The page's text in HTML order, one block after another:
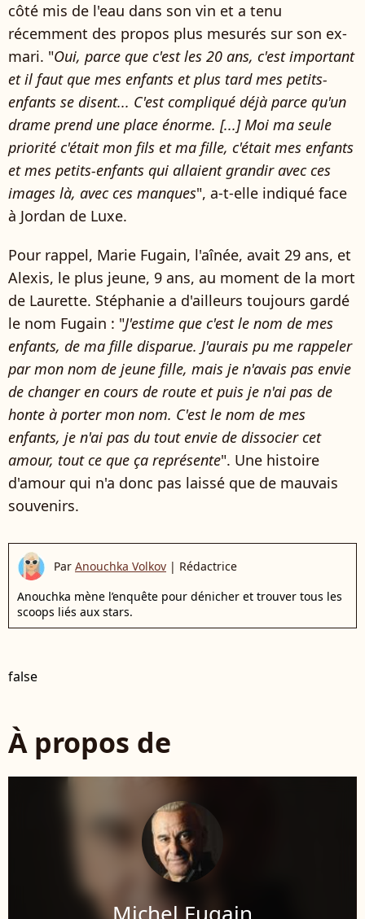
côté mis de l'eau dans son vin et a tenu
récemment des propos plus mesurés sur son ex-
mari. "Oui, parce que c'est les 20 ans, c'est important
et il faut que mes enfants et plus tard mes petits-
enfants se disent... C'est compliqué déjà parce qu'un
drame prend une place énorme. [...] Moi ma seule
priorité c'était mon fils et ma fille, c'était mes enfants
et mes petits-enfants qui allaient grandir avec ces
images là, avec ces manques", a-t-elle indiqué face
à Jordan de Luxe.
Pour rappel, Marie Fugain, l'aînée, avait 29 ans, et
Alexis, le plus jeune, 9 ans, au moment de la mort
de Laurette. Stéphanie a d'ailleurs toujours gardé
le nom Fugain : "J'estime que c'est le nom de mes
enfants, de ma fille disparue. J'aurais pu me rappeler
par mon nom de jeune fille, mais je n'avais pas envie
de changer en cours de route et puis je n'ai pas de
honte à porter mon nom. C'est le nom de mes
enfants, je n'ai pas du tout envie de dissocier cet
amour, tout ce que ça représente". Une histoire
d'amour qui n'a donc pas laissé que de mauvais
souvenirs.
Par Anouchka Volkov | Rédactrice
Anouchka mène l’enquête pour dénicher et trouver tous les
scoops liés aux stars.
false
À propos de